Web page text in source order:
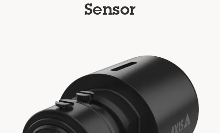
Sensor